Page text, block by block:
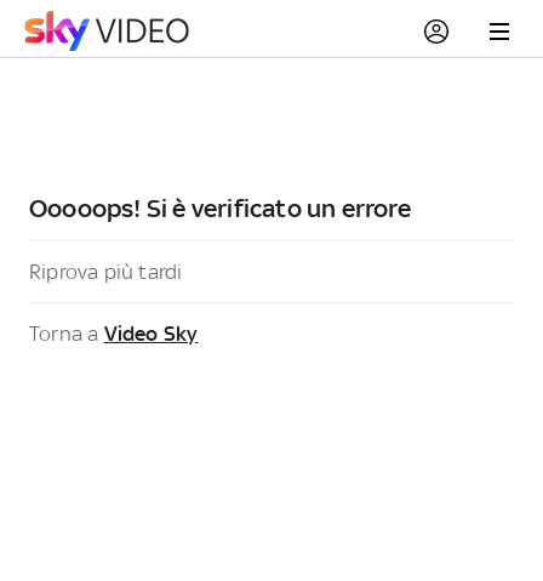
Ooooops! Si è verificato un errore
Riprova più tardi
Torna a Video Sky